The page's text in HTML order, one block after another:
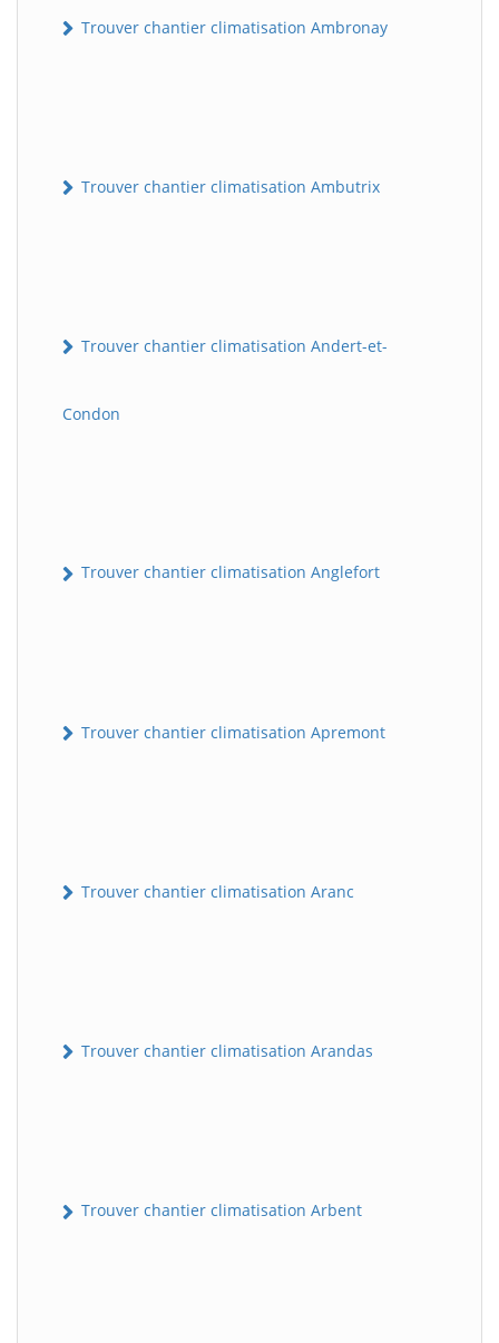
Trouver chantier climatisation Ambronay
Trouver chantier climatisation Ambutrix
Trouver chantier climatisation Andert-et-
Condon
Trouver chantier climatisation Anglefort
Trouver chantier climatisation Apremont
Trouver chantier climatisation Aranc
Trouver chantier climatisation Arandas
Trouver chantier climatisation Arbent